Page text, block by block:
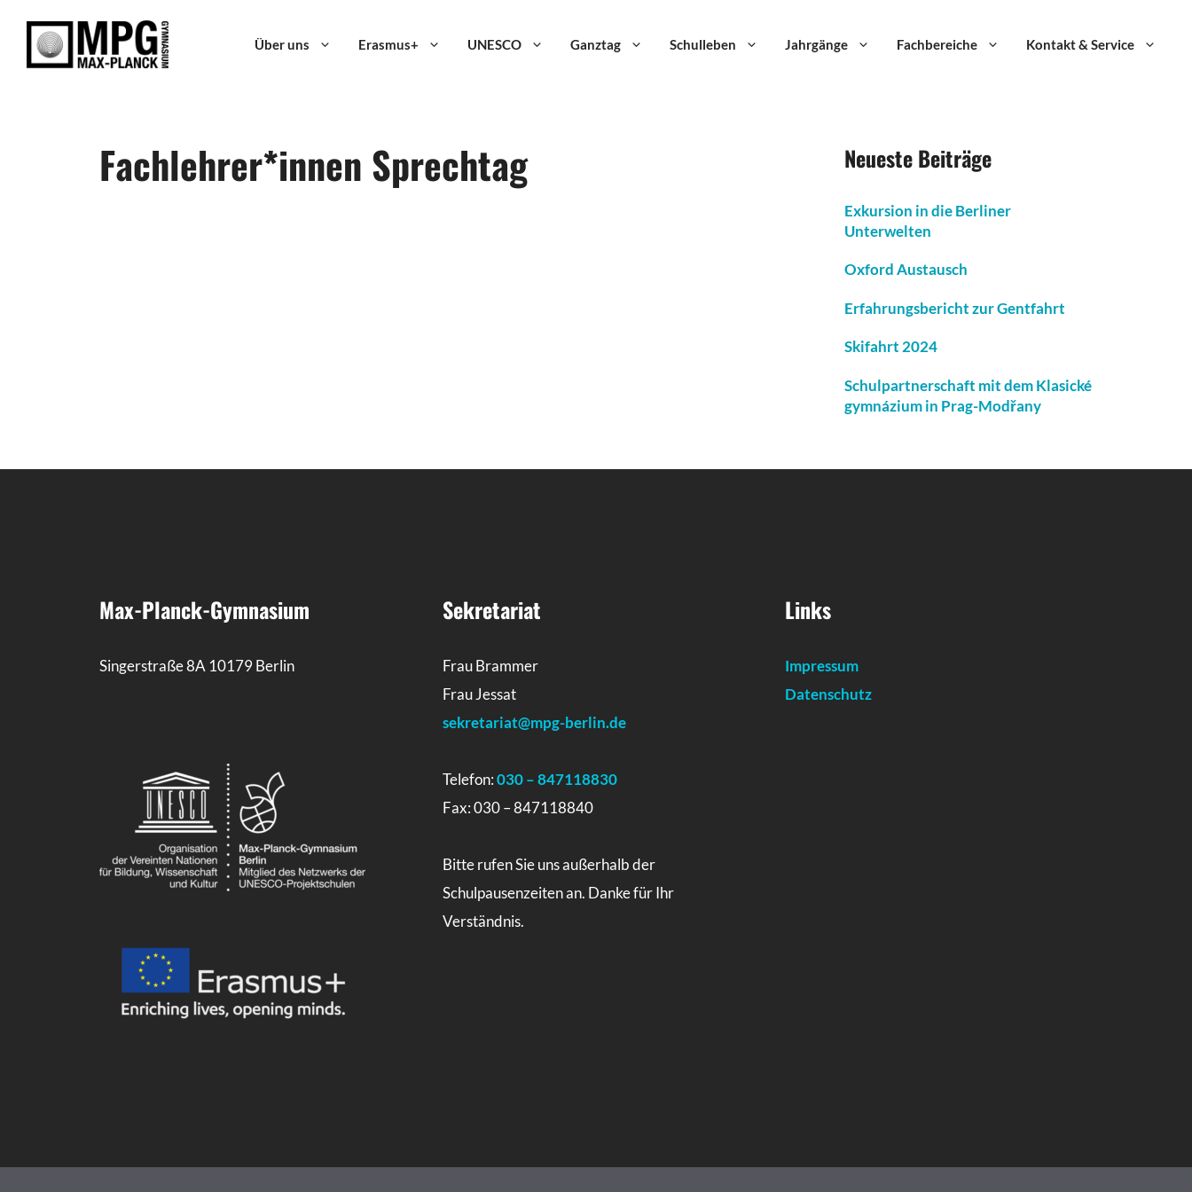
springen
Über uns Erasmus+ UNESCO Ganztag Schulleben Jahrgänge Fachbereiche Kontakt & Service
Fachlehrer*innen Sprechtag Neueste Beiträge
Exkursion in die Berliner
Unterwelten
Oxford Austausch
Erfahrungsbericht zur Gentfahrt
Skifahrt 2024
Schulpartnerschaft mit dem Klasické
gymnázium in Prag-Modřany
Max-Planck-Gymnasium
Singerstraße 8A 10179 Berlin
Sekretariat
Frau Brammer
Frau Jessat
sekretariat@mpg-berlin.de
Telefon:030 – 847118830
Fax: 030 – 847118840
Bitte rufen Sie uns außerhalb der
Schulpausenzeiten an. Danke für Ihr
Verständnis.
Links
Impressum
Datenschutz